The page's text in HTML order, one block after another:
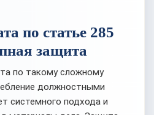
по статье 285
защита
по такому сложному
должностными
системного подхода и